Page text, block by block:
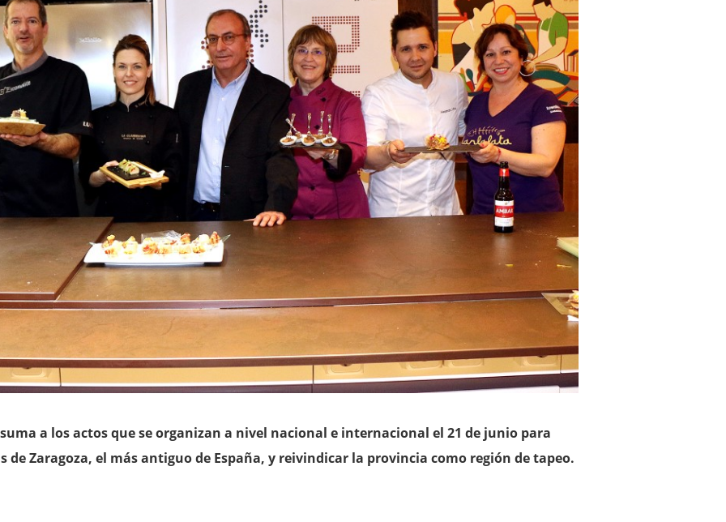
suma a los actos que se organizan a nivel nacional e internacional el 21 de junio para
de Zaragoza, el más antiguo de España, y reivindicar la provincia como región de tapeo.